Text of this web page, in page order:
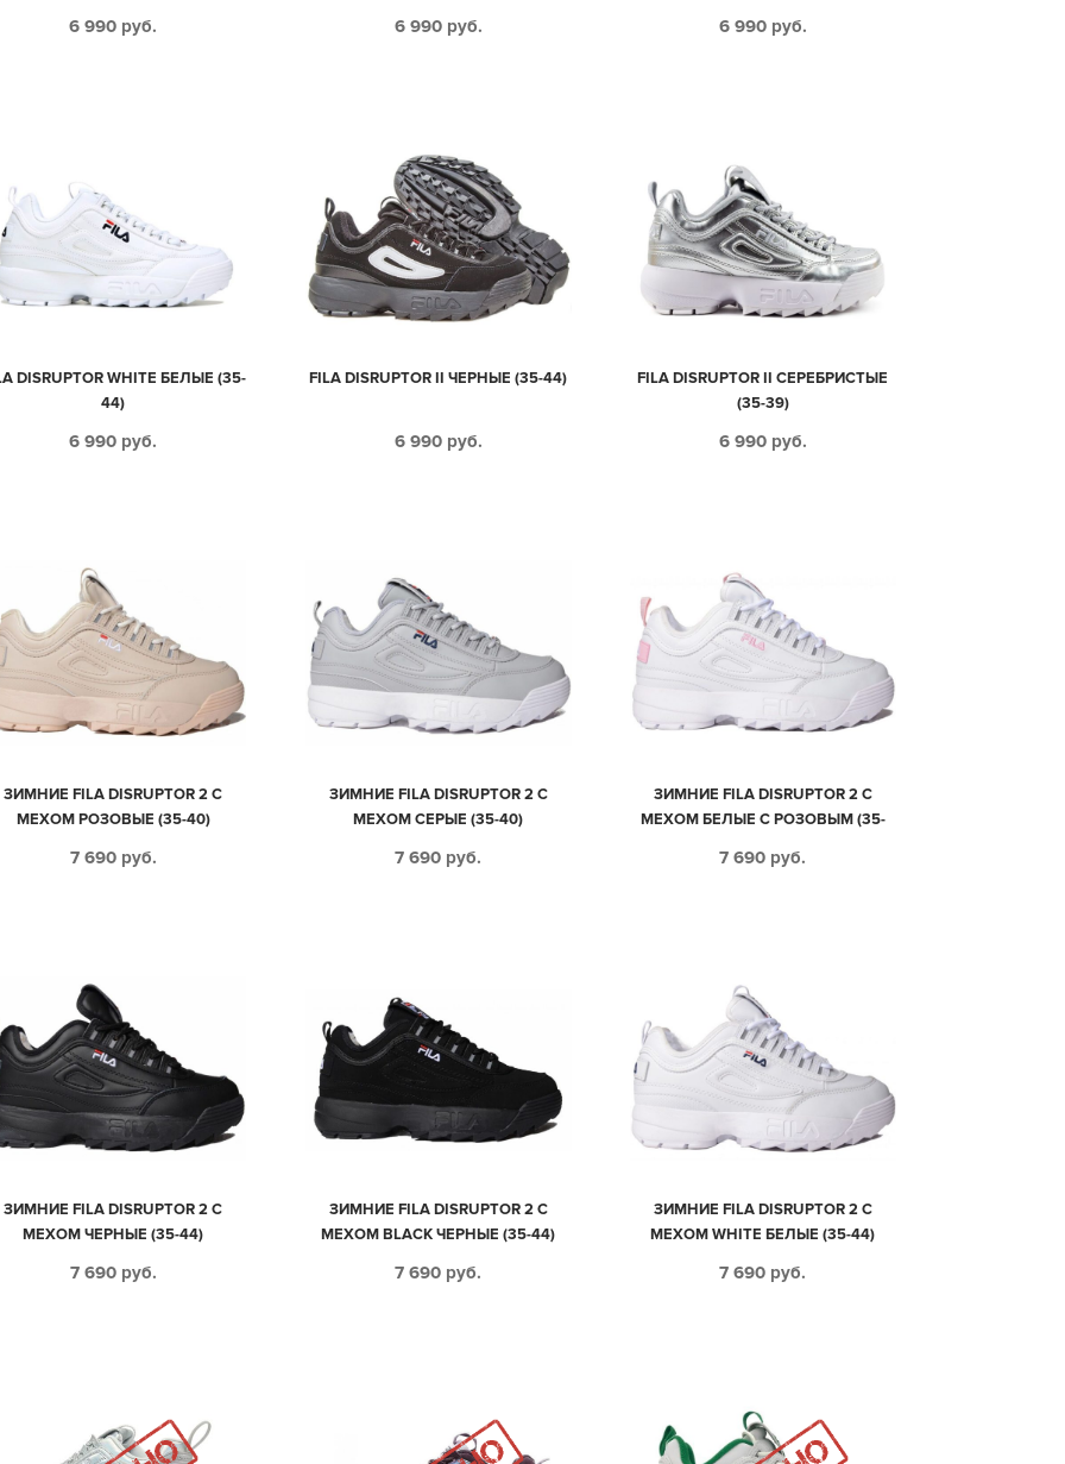
6 990 руб. 6 990 руб. 6 990 руб.
DISRUPTOR WHITE БЕЛЫЕ (35-
44)
6 990 руб.
FILA DISRUPTOR II ЧЕРНЫЕ (35-44)
6 990 руб.
FILA DISRUPTOR II СЕРЕБРИСТЫЕ
(35-39)
6 990 руб.
ЗИМНИЕ FILA DISRUPTOR 2 С
МЕХОМ РОЗОВЫЕ (35-40)
7 690 руб.
ЗИМНИЕ FILA DISRUPTOR 2 С
МЕХОМ СЕРЫЕ (35-40)
7 690 руб.
ЗИМНИЕ FILA DISRUPTOR 2 С
МЕХОМ БЕЛЫЕ С РОЗОВЫМ (35-
7 690 руб.
ЗИМНИЕ FILA DISRUPTOR 2 С
МЕХОМ ЧЕРНЫЕ (35-44)
7 690 руб.
ЗИМНИЕ FILA DISRUPTOR 2 С
МЕХОМ BLACK ЧЕРНЫЕ (35-44)
7 690 руб.
ЗИМНИЕ FILA DISRUPTOR 2 С
МЕХОМ WHITE БЕЛЫЕ (35-44)
7 690 руб.